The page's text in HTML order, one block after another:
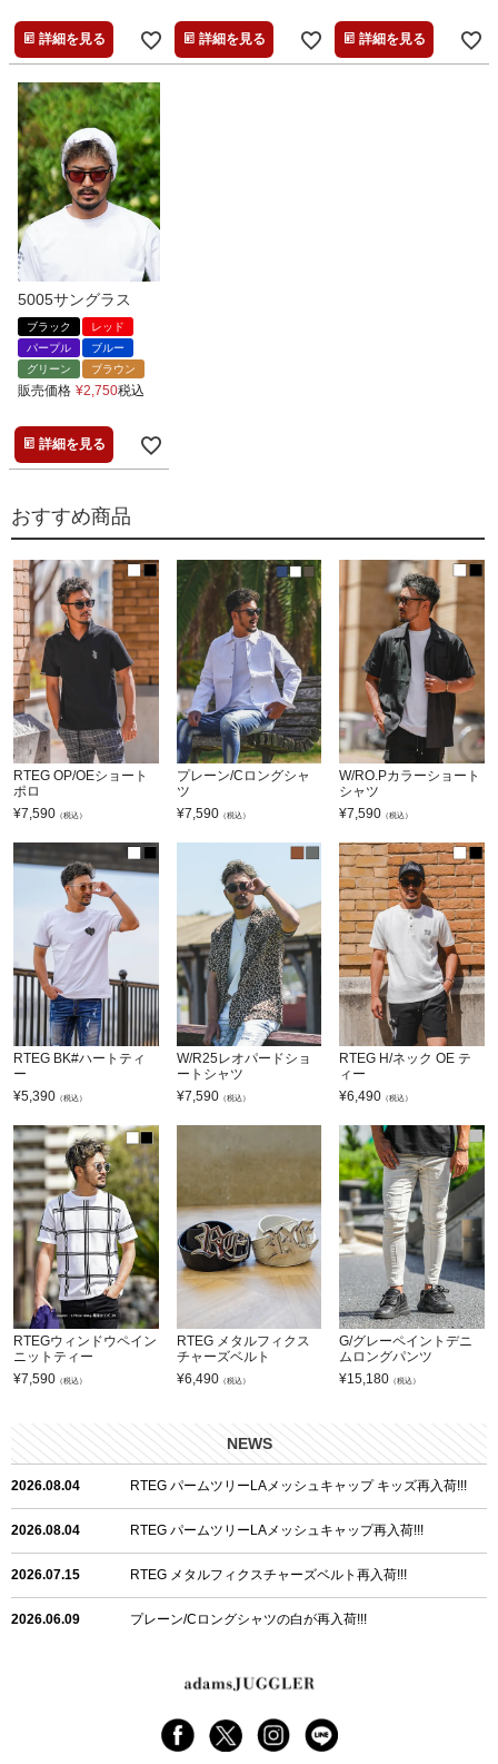
詳細を見る 詳細を見る 詳細を見る
5005サングラス
ブラック
レッド
パープル
ブルー
グリーン
ブラウン
販売価格 ¥2,750税込
詳細を見る
おすすめ商品
RTEG OP/OEショート
ポロ
¥7,590 （税込）
プレーン/Cロングシャ
ツ
¥7,590（税込）
W/RO.Pカラーショート
シャツ
¥7,590 （税込）
RTEG BK#ハートティ
ー
¥5,390 （税込）
W/R25レオパードショ
ートシャツ
¥7,590（税込）
RTEG H/ネック OE テ
ィー
¥6,490 （税込）
RTEGウィンドウペイン
ニットティー
¥7,590 （税込）
RTEG メタルフィクス
チャーズベルト
¥6,490（税込）
G/グレーペイントデニ
ムロングパンツ
¥15,180 （税込）
NEWS
2026.08.04 RTEG パームツリーLAメッシュキャップ キッズ再入荷!!!
2026.08.04 RTEG パームツリーLAメッシュキャップ再入荷!!!
2026.07.15 RTEG メタルフィクスチャーズベルト再入荷!!!
2026.06.09 プレーン/Cロングシャツの白が再入荷!!!
24/フリンジデニムロングパンツ再入荷!!!